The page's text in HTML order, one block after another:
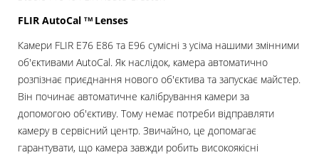
FLIR AutoCal ТМ Lenses
Камери FLIR E76 E86 та E96 сумісні з усіма нашими змінними
об'єктивами AutoCal. Як наслідок, камера автоматично
розпізнає приєднання нового об'єктива та запускає майстер.
Він починає автоматичне калібрування камери за
допомогою об'єктиву. Тому немає потреби відправляти
камеру в сервісний центр. Звичайно, це допомагає
гарантувати, що камера завжди робить високоякісні